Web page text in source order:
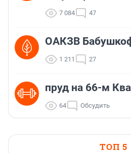
7 084 47
ОАКЗВ
1 211 27
пруд на 66-м
64 Обсудить
ТОП 5